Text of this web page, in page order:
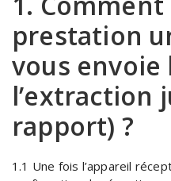
prestation
vous envoie
l’extraction
rapport) ?
1.1 Une fois l’appareil